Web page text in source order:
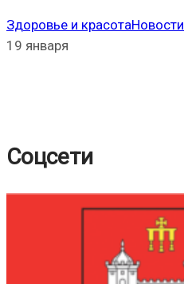
Здоровье и красотаНовости
19 января
Соцсети